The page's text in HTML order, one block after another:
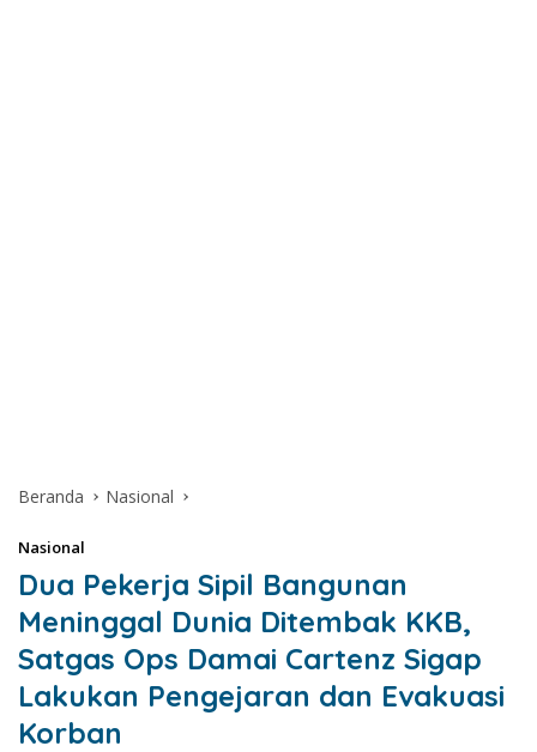
Beranda Nasional
Nasional
Dua Pekerja Sipil Bangunan
Meninggal Dunia Ditembak KKB,
Satgas Ops Damai Cartenz Sigap
Lakukan Pengejaran dan Evakuasi
Korban